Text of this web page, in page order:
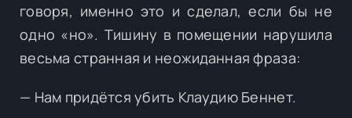
говоря, именно это и сделал, если бы не
одно «но». Тишину в помещении нарушила
весьма странная и неожиданная фраза:
— Нам придётся убить Клаудию Беннет.